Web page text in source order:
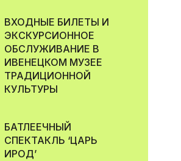
ВХОДНЫЕ БИЛЕТЫ И
ЭКCКУРСИОННОЕ
ОБСЛУЖИВАНИЕ В
ИВЕНЕЦКОМ МУЗЕЕ
ТРАДИЦИОННОЙ
КУЛЬТУРЫ
БАТЛЕЕЧНЫЙ
СПЕКТАКЛЬ ‘ЦАРЬ
ИРОД’